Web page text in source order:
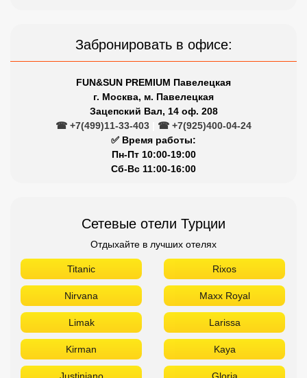
Забронировать в офисе:
FUN&SUN PREMIUM Павелецкая
г. Москва, м. Павелецкая
Зацепский Вал, 14 оф. 208
☎ +7(499)11-33-403
☎ +7(925)400-04-24
✅ Время работы:
Пн-Пт 10:00-19:00
Сб-Вс 11:00-16:00
Сетевые отели Турции
Отдыхайте в лучших отелях
Titanic Rixos
Nirvana Maxx Royal
Limak Larissa
Kirman Kaya